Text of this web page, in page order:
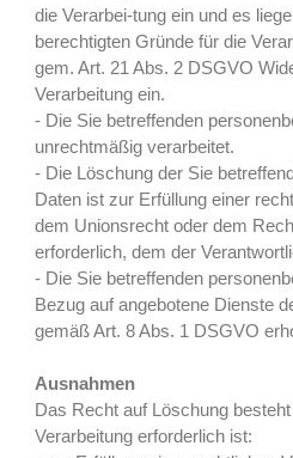
die Verarbei-tung ein und es
berechtigten Gründe für die
gem. Art. 21 Abs. 2 DSGVO
Verarbeitung ein.
- Die Sie betreffenden
unrechtmäßig verarbeitet.
- Die Löschung der Sie
Daten ist zur Erfüllung einer
dem Unionsrecht oder dem
erforderlich, dem der
- Die Sie betreffenden
Bezug auf angebotene Dienste
gemäß Art. 8 Abs. 1 DSGVO
Ausnahmen
Das Recht auf Löschung
Verarbeitung erforderlich ist: